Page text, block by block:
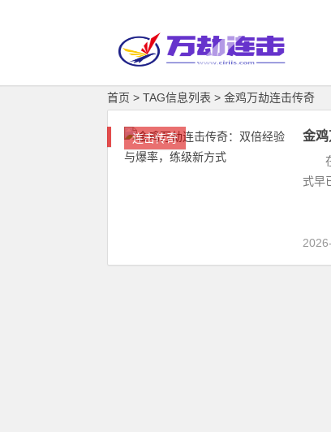
首页 > TAG信息列表 > 金鸡万劫连击传奇
连击传奇 金
在
式早